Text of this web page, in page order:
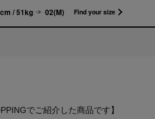
/ 51kg 02(M) Find your size
でご紹介した商品です】